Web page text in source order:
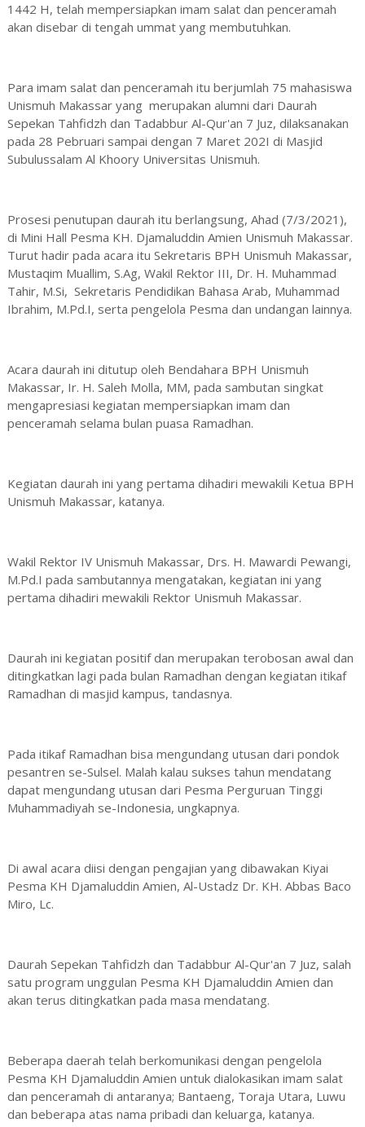
1442 H, telah mempersiapkan imam salat dan penceramah
akan disebar di tengah ummat yang membutuhkan.
Para imam salat dan penceramah itu berjumlah 75 mahasiswa
Unismuh Makassar yang merupakan alumni dari Daurah
Sepekan Tahfidzh dan Tadabbur Al-Qur'an 7 Juz, dilaksanakan
pada 28 Pebruari sampai dengan 7 Maret 202I di Masjid
Subulussalam Al Khoory Universitas Unismuh.
Prosesi penutupan daurah itu berlangsung, Ahad (7/3/2021),
di Mini Hall Pesma KH. Djamaluddin Amien Unismuh Makassar.
Turut hadir pada acara itu Sekretaris BPH Unismuh Makassar,
Mustaqim Muallim, S.Ag, Wakil Rektor III, Dr. H. Muhammad
Tahir, M.Si, Sekretaris Pendidikan Bahasa Arab, Muhammad
Ibrahim, M.Pd.I, serta pengelola Pesma dan undangan lainnya.
Acara daurah ini ditutup oleh Bendahara BPH Unismuh
Makassar, Ir. H. Saleh Molla, MM, pada sambutan singkat
mengapresiasi kegiatan mempersiapkan imam dan
penceramah selama bulan puasa Ramadhan.
Kegiatan daurah ini yang pertama dihadiri mewakili Ketua BPH
Unismuh Makassar, katanya.
Wakil Rektor IV Unismuh Makassar, Drs. H. Mawardi Pewangi,
M.Pd.I pada sambutannya mengatakan, kegiatan ini yang
pertama dihadiri mewakili Rektor Unismuh Makassar.
Daurah ini kegiatan positif dan merupakan terobosan awal dan
ditingkatkan lagi pada bulan Ramadhan dengan kegiatan itikaf
Ramadhan di masjid kampus, tandasnya.
Pada itikaf Ramadhan bisa mengundang utusan dari pondok
pesantren se-Sulsel. Malah kalau sukses tahun mendatang
dapat mengundang utusan dari Pesma Perguruan Tinggi
Muhammadiyah se-Indonesia, ungkapnya.
Di awal acara diisi dengan pengajian yang dibawakan Kiyai
Pesma KH Djamaluddin Amien, Al-Ustadz Dr. KH. Abbas Baco
Miro, Lc.
Daurah Sepekan Tahfidzh dan Tadabbur Al-Qur'an 7 Juz, salah
satu program unggulan Pesma KH Djamaluddin Amien dan
akan terus ditingkatkan pada masa mendatang.
Beberapa daerah telah berkomunikasi dengan pengelola
Pesma KH Djamaluddin Amien untuk dialokasikan imam salat
dan penceramah di antaranya; Bantaeng, Toraja Utara, Luwu
dan beberapa atas nama pribadi dan keluarga, katanya.